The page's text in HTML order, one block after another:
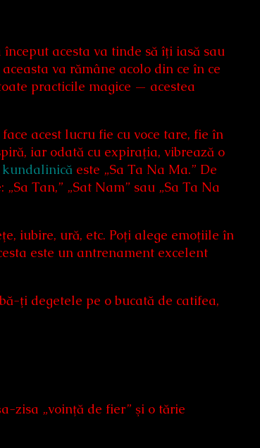
acesta va tinde să îţi iasă sau
va rămâne acolo din ce în ce
practicile magice — acestea
acest lucru fie cu voce tare, fie în
iar odată cu expiraţia, vibrează o
kundalinică este „Sa Ta Na Ma.” De
Tan,” „Sat Nam” sau „Sa Ta Na
iubire, ură, etc. Poţi alege emoţiile în
este un antrenament excelent
ţi degetele pe o bucată de catifea,
zisa „voinţă de fier” şi o tărie